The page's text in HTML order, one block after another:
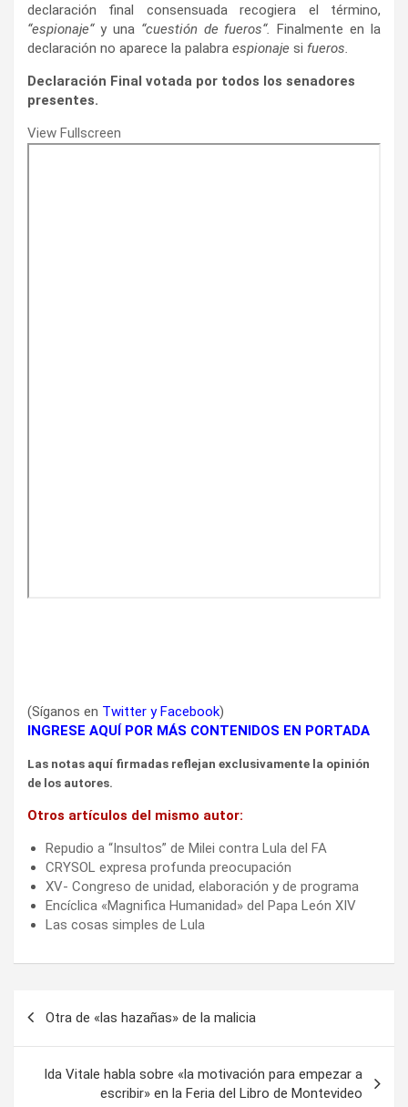
declaración final consensuada recogiera el término,
“espionaje“y una “cuestión de fueros“.Finalmente en la
declaración no aparece la palabra espionaje si fueros.
Declaración Final votada por todos los senadores
presentes.
View Fullscreen
(Síganos en Twitter yFacebook)
INGRESE AQUÍ POR MÁS CONTENIDOS EN PORTADA
Las notas aquí firmadas reflejan exclusivamente la opinión
de los autores.
Otros artículos del mismo autor:
Repudio a “Insultos” de Milei contra Lula del FA
CRYSOL expresa profunda preocupación
XV- Congreso de unidad, elaboración y de programa
Encíclica «Magnifica Humanidad» del Papa León XIV
Las cosas simples de Lula
entradas
Otra de «las hazañas» de la malicia
Ida Vitale habla sobre «la motivación para empezar a
escribir» en la Feria del Libro de Montevideo